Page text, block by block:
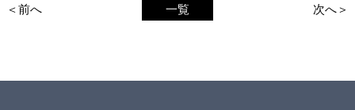
一覧
＜前へ 次へ＞